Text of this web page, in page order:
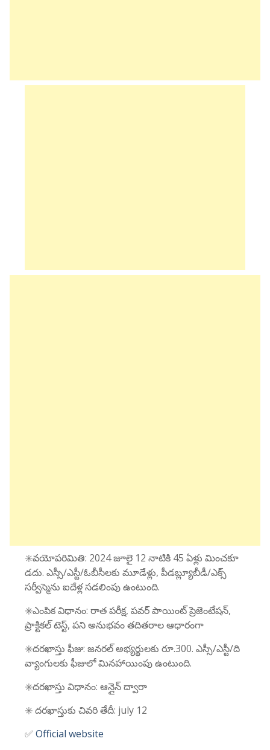
✳️వయోపరిమితి: 2024 జూలై 12 నాటికి 45 ఏళ్లు మించకూ
డదు. ఎస్సీ/ఎస్టీ/ఓబీసీలకు మూడేళ్లు, పీడబ్ల్యూబీడీ/ఎక్స్
సర్వీస్మెను ఐదేళ్ల సడలింపు ఉంటుంది.
✳️ఎంపిక విధానం: రాత పరీక్ష, పవర్ పాయింట్ ప్రెజెంటేషన్,
ప్రాక్టికల్ టెస్ట్, పని అనుభవం తదితరాల ఆధారంగా
✳️దరఖాస్తు ఫీజు: జనరల్ అభ్యర్థులకు రూ.300. ఎస్సీ/ఎస్టీ/ది
వ్యాంగులకు ఫీజులో మినహాయింపు ఉంటుంది.
✳️దరఖాస్తు విధానం: ఆన్లైన్ ద్వారా
✳️ దరఖాస్తుకు చివరి తేదీ: july 12
✅ Official website